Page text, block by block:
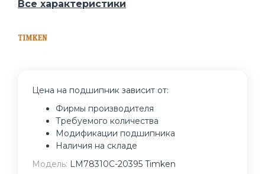
Все характеристики
Цена на подшипник зависит от:
Фирмы производителя
Требуемого количества
Модификации подшипника
Наличия на складе
Модель: LM78310C-20395 Timken